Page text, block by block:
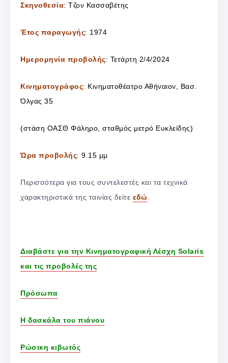
Σκηνοθεσία: Τζον Κασσαβέτης
Έτος παραγωγής: 1974
Ημερομηνία προβολής: Τετάρτη 2/4/2024
Κινηματογράφος: Κινηματοθέατρο Αθήναιον, Βασ.
Όλγας 35
(στάση ΟΑΣΘ Φάληρο, σταθμός μετρό Ευκλείδης)
Ώρα προβολής: 9.15 μμ
Περισσότερα για τους συντελεστές και τα τεχνικά
χαρακτηριστικά της ταινίας δείτε εδώ
Διαβάστε για την Κινηματογραφική Λέσχη Solaris
και τις προβολές της
Πρόσωπα
Η δασκάλα του πιάνου
Ρώσικη κιβωτός